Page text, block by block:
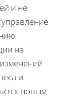
и не
управление
на
и
к новым